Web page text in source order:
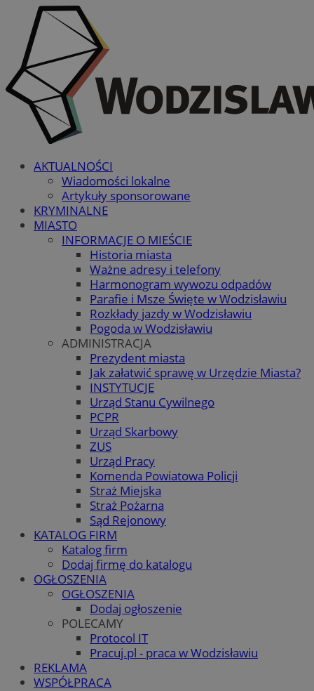
AKTUALNOŚCI
Wiadomości lokalne
Artykuły sponsorowane
KRYMINALNE
MIASTO
INFORMACJE O MIEŚCIE
Historia miasta
Ważne adresy i telefony
Harmonogram wywozu odpadów
Parafie i Msze Święte w Wodzisławiu
Rozkłady jazdy w Wodzisławiu
Pogoda w Wodzisławiu
ADMINISTRACJA
Prezydent miasta
Jak załatwić sprawę w Urzędzie Miasta?
INSTYTUCJE
Urząd Stanu Cywilnego
PCPR
Urząd Skarbowy
ZUS
Urząd Pracy
Komenda Powiatowa Policji
Straż Miejska
Straż Pożarna
Sąd Rejonowy
KATALOG FIRM
Katalog firm
Dodaj firmę do katalogu
OGŁOSZENIA
OGŁOSZENIA
Dodaj ogłoszenie
POLECAMY
Protocol IT
Pracuj.pl - praca w Wodzisławiu
REKLAMA
WSPÓŁPRACA